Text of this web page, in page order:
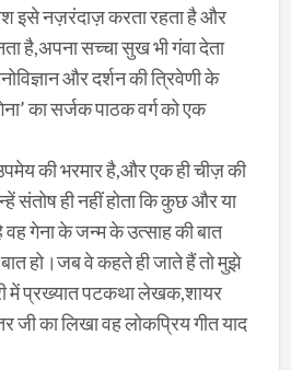
इसे नज़रंदाज़ करता रहता है और
है,अपना सच्चा सुख भी गंवा देता
और दर्शन की त्रिवेणी के
का सर्जक पाठक वर्ग को एक
की भरमार है,और एक ही चीज़ की
संतोष ही नहीं होता कि कुछ और या
गेना के जन्म के उत्साह की बात
हो।जब वे कहते ही जाते हैं तो मुझे
में प्रख्यात पटकथा लेखक,शायर
जी का लिखा वह लोकप्रिय गीत याद